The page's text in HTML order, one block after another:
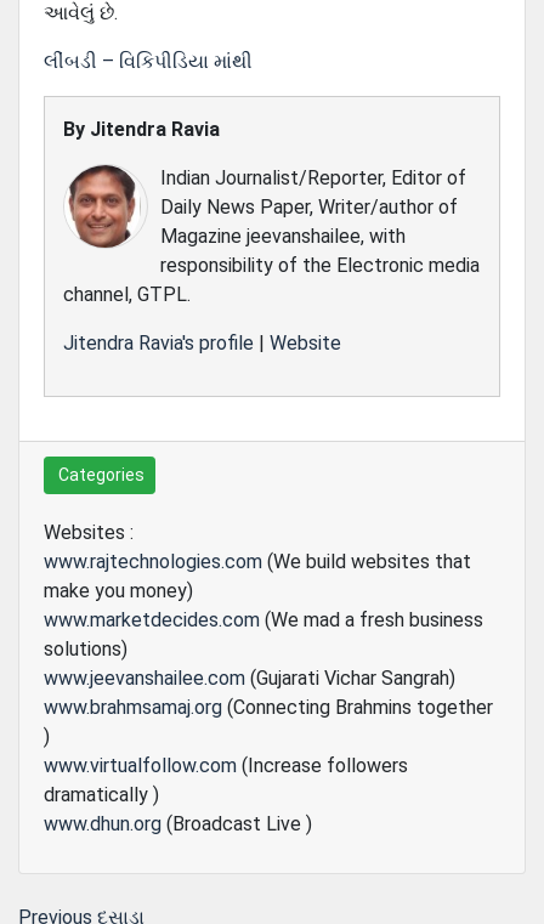
આવેલું છે.
લીંબડી – વિકિપીડિયા માંથી
By Jitendra Ravia
Indian Journalist/Reporter, Editor of
Daily News Paper, Writer/author of
Magazine jeevanshailee, with
responsibility of the Electronic media
channel, GTPL.
Jitendra Ravia's profile | Website
Categories
Websites :
www.rajtechnologies.com (We build websites that
make you money)
www.marketdecides.com (We mad a fresh business
solutions)
www.jeevanshailee.com (Gujarati Vichar Sangrah)
www.brahmsamaj.org (Connecting Brahmins together
)
www.virtualfollow.com (Increase followers
dramatically )
www.dhun.org (Broadcast Live )
Previous Previous
દસાડા